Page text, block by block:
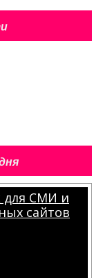
для СМИ и
сайтов